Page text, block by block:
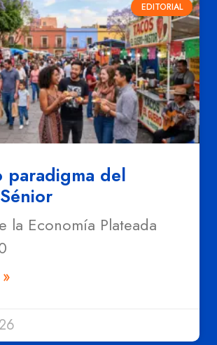
EDITORIAL
paradigma del
la Economía Plateada